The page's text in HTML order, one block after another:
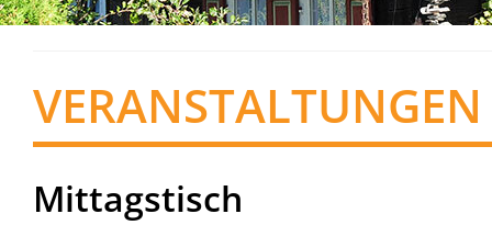
VERANSTALTUNGEN
Mittagstisch